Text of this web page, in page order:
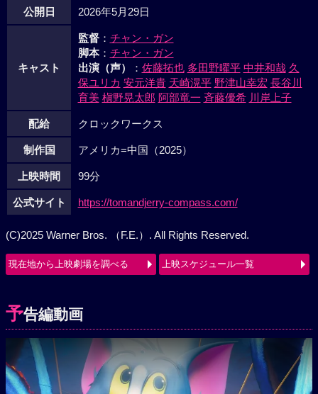
公開日 2026年5月29日
キャスト
監督： チャン・ガン
脚本： チャン・ガン
出演（声）
： 佐藤拓也 多田野曜平 中井和哉 久
保ユリカ 安元洋貴 天崎滉平 野津山幸宏 長谷川
育美 槇野晃太郎 阿部竜一 斉藤優希 川岸上子
配給 クロックワークス
制作国 アメリカ=中国（2025）
上映時間 99分
公式サイト https://tomandjerry-compass.com/
(C)2025 Warner Bros. （F.E.）. All Rights Reserved.
現在地から上映劇場を調べる 上映スケジュール一覧
予告編動画